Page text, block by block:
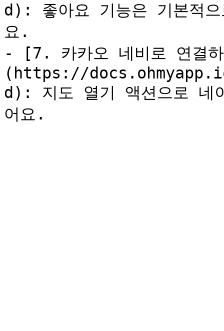
d): 좋아요 기능은 기본적
요.
- [7. 카카오 네비로 연결
(https://
d): 지도 열기 액션으로